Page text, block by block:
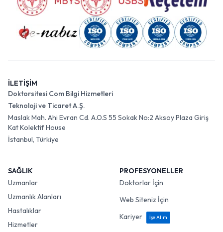
İLETİŞİM
Doktorsitesi Com Bilgi Hizmetleri
Teknoloji ve Ticaret A.Ş.
Maslak Mah. Ahi Evran Cd. A.O.S 55 Sokak No:2 Aksoy Plaza Giriş
Kat Kolektif House
İstanbul, Türkiye
SAĞLIK
Uzmanlar
Uzmanlık Alanları
Hastalıklar
Hizmetler
PROFESYONELLER
Doktorlar İçin
Web Siteniz İçin
Kariyer
İşe Alım